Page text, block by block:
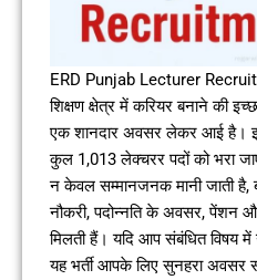
ERD Punjab Lecturer
शिक्षण क्षेत्र में करियर बनाने की
एक शानदार अवसर लेकर आई है।
कुल 1,013 लेक्चरर पदों को भरा
न केवल सम्मानजनक मानी जाती है,
नौकरी, पदोन्नति के अवसर, पेंशन
मिलती हैं। यदि आप संबंधित विषय में
यह भर्ती आपके लिए सुनहरा अवसर